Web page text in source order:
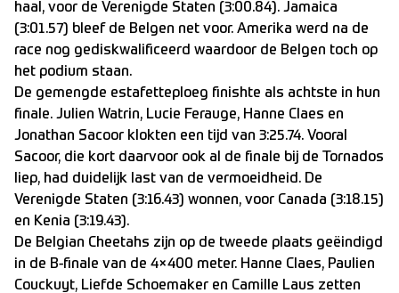
haal, voor de Verenigde Staten (3:00.84). Jamaica
(3:01.57) bleef de Belgen net voor. Amerika werd na de
race nog gediskwalificeerd waardoor de Belgen toch op
het podium staan.
De gemengde estafetteploeg finishte als achtste in hun
finale. Julien Watrin, Lucie Ferauge, Hanne Claes en
Jonathan Sacoor klokten een tijd van 3:25.74. Vooral
Sacoor, die kort daarvoor ook al de finale bij de Tornados
liep, had duidelijk last van de vermoeidheid. De
Verenigde Staten (3:16.43) wonnen, voor Canada (3:18.15)
en Kenia (3:19.43).
De Belgian Cheetahs zijn op de tweede plaats geëindigd
in de B-finale van de 4×400 meter. Hanne Claes, Paulien
Couckuyt, Liefde Schoemaker en Camille Laus zetten